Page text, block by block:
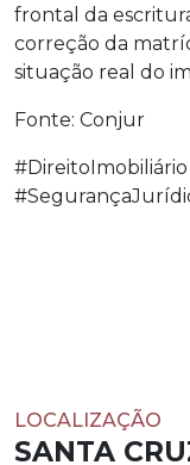
frontal da
correção da
situação real do
Fonte: Conjur
LOCALIZAÇÃO
SANTA